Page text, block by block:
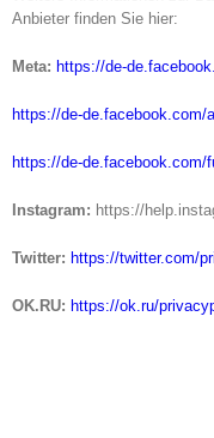
Anbieter finden Sie hier:
Meta: https://de-
https://de-de.facebook.com/
https://de-de.facebook.com/
Instagram: https://
Twitter: https://twitter.com/
OK.RU: https://ok.ru/